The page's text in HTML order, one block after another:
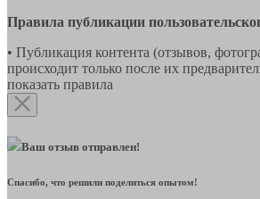
Правила публикации
• Публикация контента (отзывов,
происходит только после их
показать правила
Ваш отзыв отправлен!
Спасибо, что решили поделиться опытом!